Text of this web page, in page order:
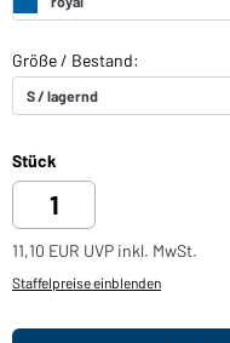
Stück
11,10 EUR UVP inkl. MwSt.
Staffelpreise einblenden